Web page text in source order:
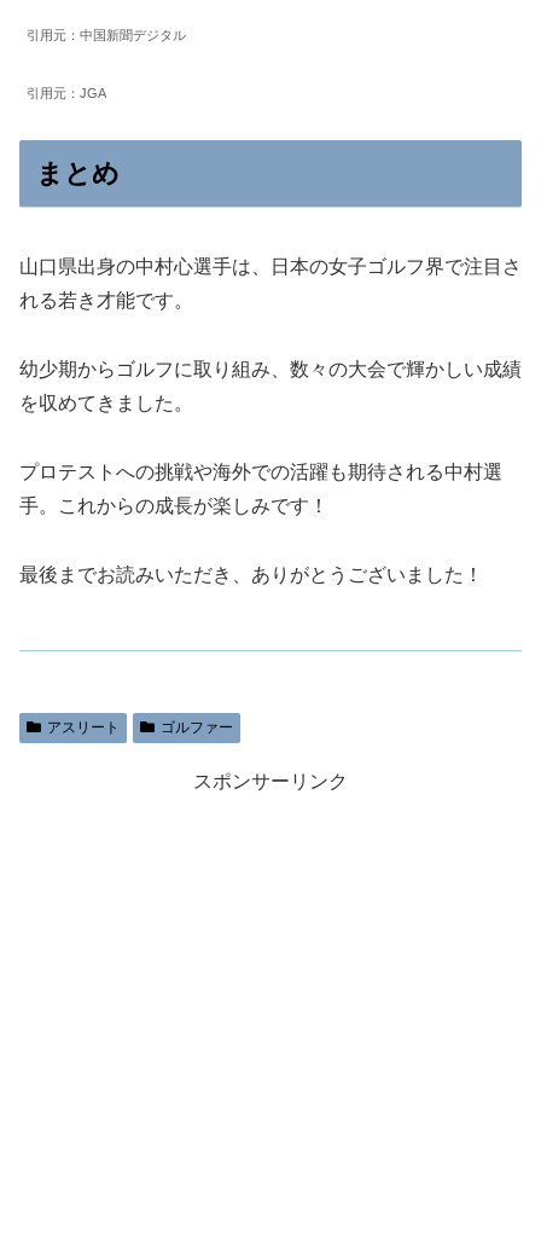
引用元：中国新聞デジタル
引用元：JGA
まとめ
山口県出身の中村心選手は、日本の女子ゴルフ界で注目さ
れる若き才能です。
幼少期からゴルフに取り組み、数々の大会で輝かしい成績
を収めてきました。
プロテストへの挑戦や海外での活躍も期待される中村選
手。これからの成長が楽しみです！
最後までお読みいただき、ありがとうございました！
アスリート ゴルファー
スポンサーリンク